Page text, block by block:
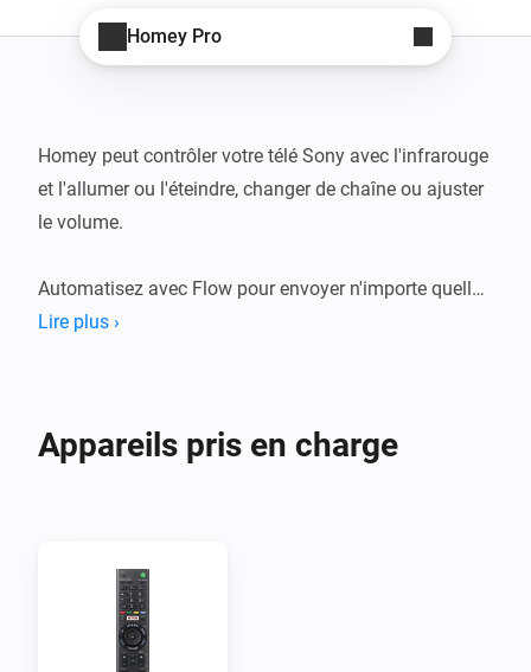
Homey Pro
Homey peut contrôler votre télé Sony avec l'infrarouge
et l'allumer ou l'éteindre, changer de chaîne ou ajuster
le volume.
Automatisez avec Flow pour envoyer n'importe quelle
commande, comme HDMI 1, Lecture/Pause ou
Lire plus ›
Appareils pris en charge